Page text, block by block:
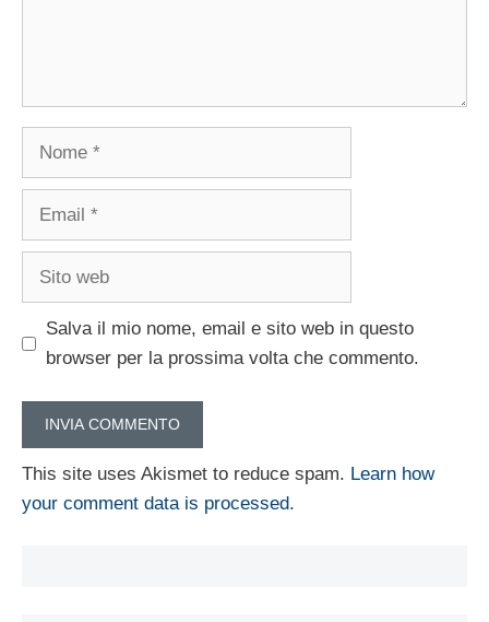
Nome
Email
Sito
Salva il mio nome, email e sito web in questo
browser per la prossima volta che commento.
This site uses Akismet to reduce spam. Learn how
your comment data is processed.